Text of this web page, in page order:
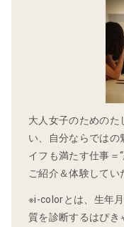
大人女子のための
い、自分ならではの
イフも満たす仕事＝
ご紹介＆体験してい
※i-colorとは、生年
質を診断するはぴき